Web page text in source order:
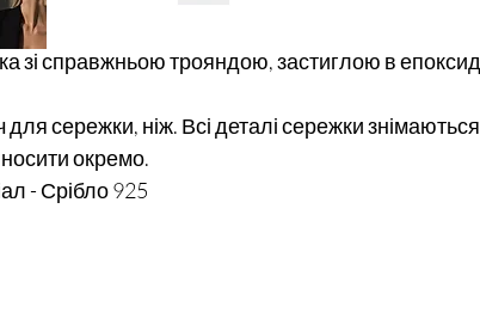
зі справжньою трояндою, застиглою в
сережки, ніж. Всі деталі сережки знімаються
окремо.
- Срібло 925